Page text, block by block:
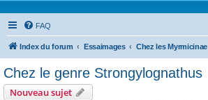
FAQ
Index du forum Essaimages Chez les Myrmicinae
Chez le genre Strongylognathus
Nouveau sujet